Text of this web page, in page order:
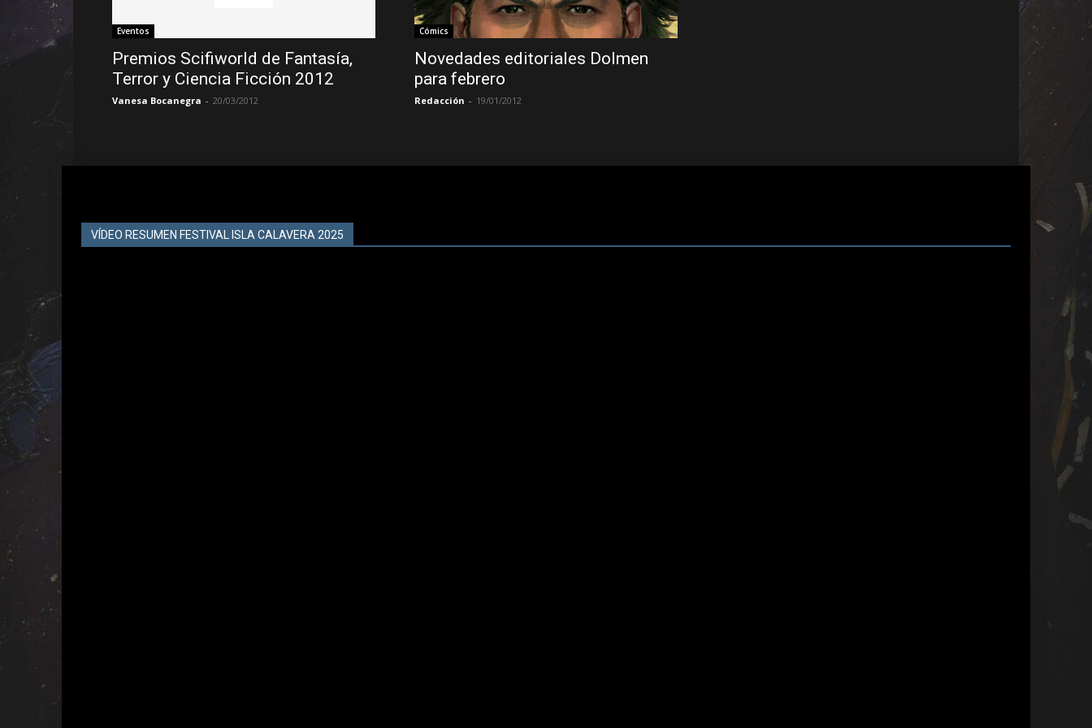
Eventos
Premios Scifiworld de Fantasía,
Terror y Ciencia Ficción 2012
Vanesa Bocanegra - 20/03/2012
Cómics
Novedades editoriales Dolmen
para febrero
Redacción - 19/01/2012
VÍDEO RESUMEN FESTIVAL ISLA CALAVERA 2025